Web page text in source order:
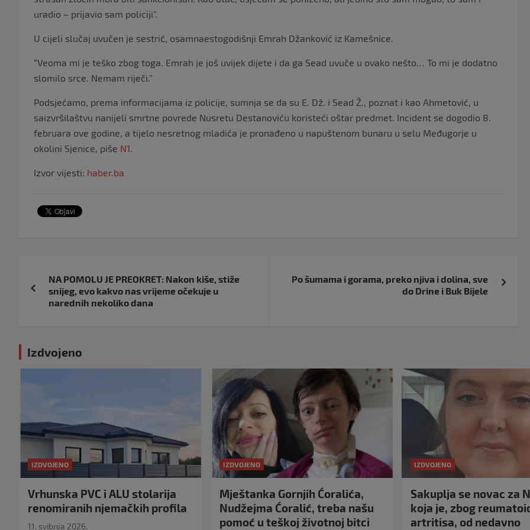
uradio – prijavio sam policiji”.
U cijeli slučaj uvučen je sestrić, osamnaestogodišnji Emrah Džanković iz Kamešnice.
“Veoma mi je teško zbog toga. Emrah je još uvijek dijete i da ga Sead uvuče u ovako nešto… To mi je dodatno
slomilo srce. Nemam riječi.”
Podsjećamo, prema informacijama iz policije, sumnja se da su E. Dž. i Sead Ž., poznat i kao Ahmetović, u
saizvršilaštvu nanijeli smrtne povrede Nusretu Destanoviću koristeći oštar predmet. Incident se dogodio 8.
februara ove godine, a tijelo nesretnog mladića je pronađeno u napuštenom bunaru u selu Međugorje u
okolini Sjenice, piše N1
Izvor vijesti: haber.ba
objava
NA POMOLU JE PREOKRET: Nakon kiše, stiže
snijeg, evo kakvo nas vrijeme očekuje u
narednih nekoliko dana
Po šumama i gorama, preko njiva i dolina, sve
do Drine i Buk Bijele
Izdvojeno
IZDVOJENO
Vrhunska PVC i ALU stolarija
renomiranih njemačkih profila
11. svibnja 2026.
IZDVOJENO
Mještanka Gornjih Ćoralića,
Nudžejma Ćoralić, treba našu
pomoć u teškoj životnoj bitci
IZDVOJENO
Sakuplja se novac za
koja je, zbog
artritisa, od nedavno